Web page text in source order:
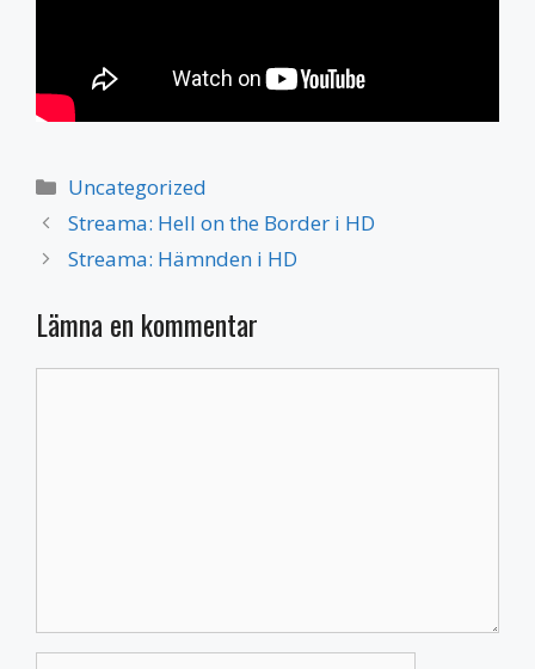
Kategorier
Uncategorized
Streama: Hell on the Border i HD
Streama: Hämnden i HD
Lämna en kommentar